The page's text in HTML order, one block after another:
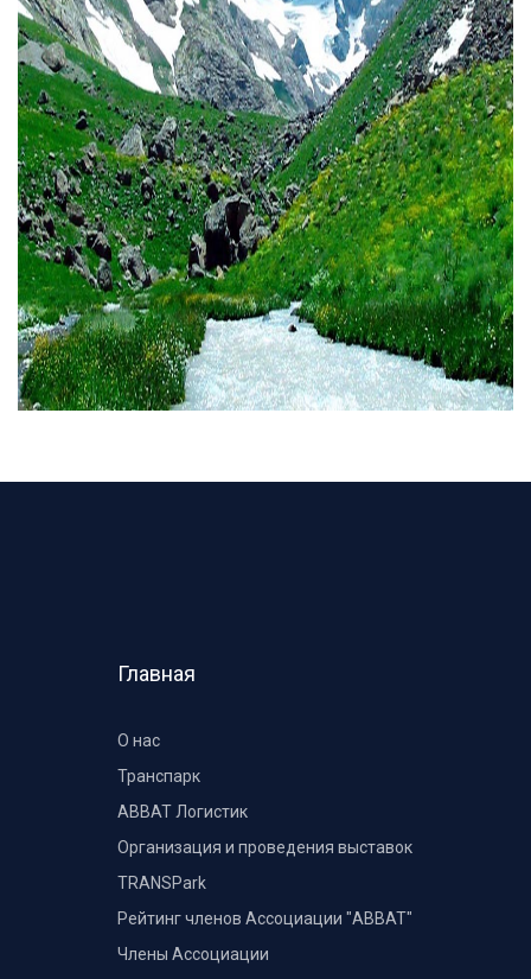
Главная
О нас
Транспарк
ABBAT Логистик
Организация и проведения выставок
TRANSPark
Рейтинг членов Ассоциации "АВВАТ"
Члены Ассоциации